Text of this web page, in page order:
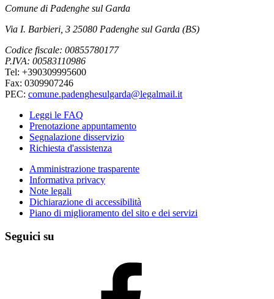
Comune di Padenghe sul Garda
Via I. Barbieri, 3 25080 Padenghe sul Garda (BS)
Codice fiscale: 00855780177
P.IVA: 00583110986
Tel: +390309995600
Fax: 0309907246
PEC: comune.padenghesulgarda@legalmail.it
Leggi le FAQ
Prenotazione appuntamento
Segnalazione disservizio
Richiesta d'assistenza
Amministrazione trasparente
Informativa privacy
Note legali
Dichiarazione di accessibilità
Piano di miglioramento del sito e dei servizi
Seguici su